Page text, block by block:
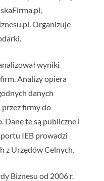
Organizuje
wyniki
Analizy opiera
danych
firmy do
Dane te są publiczne i
IEB prowadzi
z Urzędów Celnych.
Biznesu od 2006 r.